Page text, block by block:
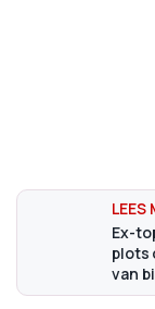
Ex-
plots
van